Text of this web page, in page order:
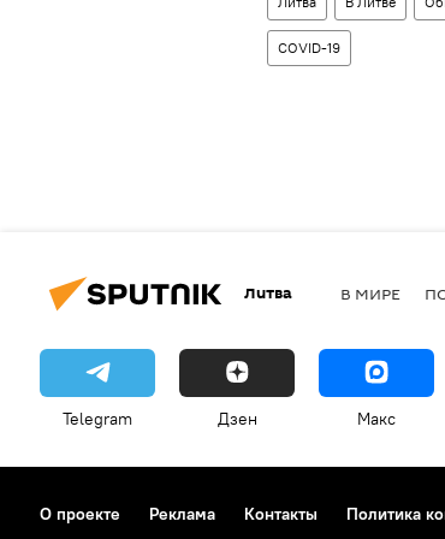
COVID-19
Литва В МИРЕ
Telegram Дзен Макс
О проекте Реклама Контакты Политика